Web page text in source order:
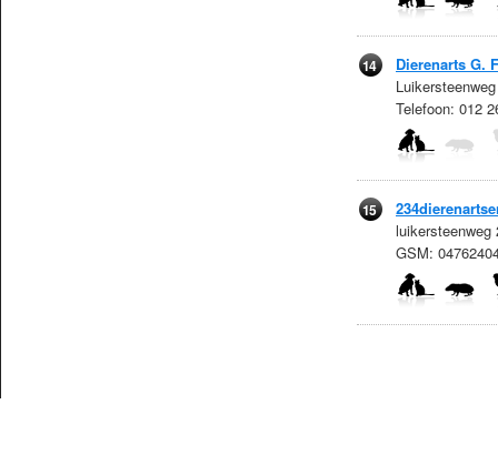
14
Dierenarts G.
Telefoon: 012
15
luikersteenweg
GSM: